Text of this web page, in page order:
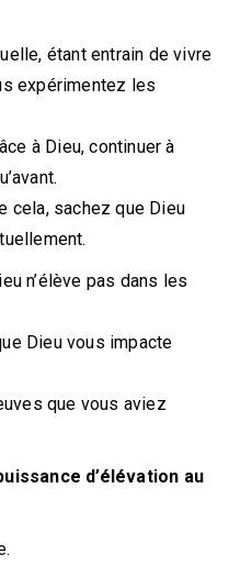
étant entrain de vivre
expérimentez les
à Dieu, continuer à
cela, sachez que Dieu
n’élève pas dans les
Dieu vous impacte
que vous aviez
d’élévation au